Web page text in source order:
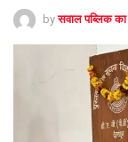
by सवाल पब्लिक का